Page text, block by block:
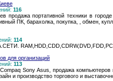
116
продажа портативной техники в
ПК, барахолка, покупка, , обмен,
114
для организаций
113
Sony Asus, продажа
и производство торгового и